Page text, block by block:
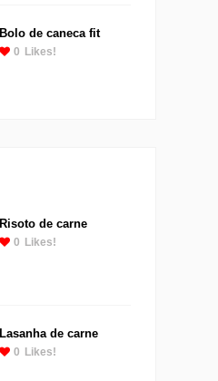
Bolo de caneca fit
0 Likes!
Risoto de carne
0 Likes!
Lasanha de carne
0 Likes!